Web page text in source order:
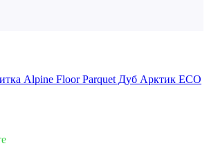
Alpine Floor Parquet Дуб Арктик ECO